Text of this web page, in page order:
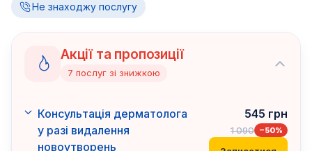
Не знаходжу послугу
Акції та пропозиції
7 послуг зі знижкою
Консультація дерматолога
у разі видалення
новоутворень
545 грн
1 090 −50%